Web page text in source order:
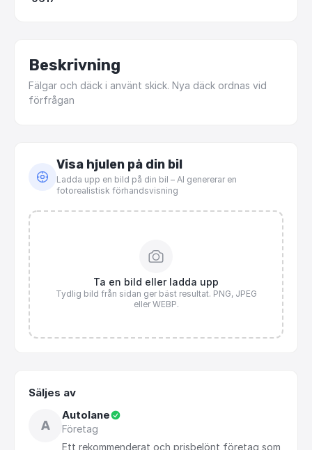
Beskrivning
Fälgar och däck i använt skick. Nya däck ordnas vid
förfrågan
Visa hjulen på din bil
Ladda upp en bild på din bil – AI genererar en
fotorealistisk förhandsvisning
Ta en bild eller ladda upp
Tydlig bild från sidan ger bäst resultat. PNG, JPEG
eller WEBP.
Säljes av
A
Autolane
Företag
Ett rekommenderat och prisbelönt företag som